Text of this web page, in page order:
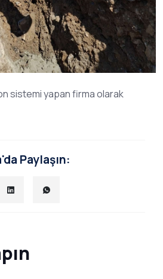
sistemi yapan firma olarak
Paylaşın: